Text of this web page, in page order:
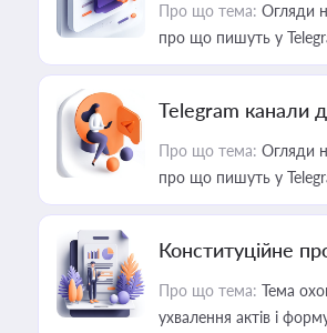
Про що тема: Огляди
про що пишуть у
Telegram канали
Про що тема: Огляди
про що пишуть у
Конституційне
Про що тема: Тема
ухвалення актів і